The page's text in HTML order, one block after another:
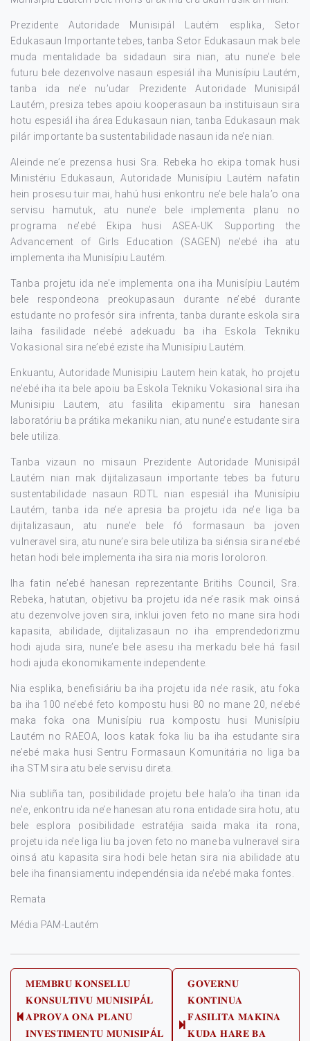
Prezidente Autoridade Munisipál Lautém esplika, Setor
Edukasaun Importante tebes, tanba Setor Edukasaun mak bele
muda mentalidade ba sidadaun sira nian, atu nune’e bele
futuru bele dezenvolve nasaun espesiál iha Munisípiu Lautém,
tanba ida ne’e nu’udar Prezidente Autoridade Munisipál
Lautém, presiza tebes apoiu kooperasaun ba instituisaun sira
hotu espesiál iha área Edukasaun nian, tanba Edukasaun mak
pilár importante ba sustentabilidade nasaun ida ne’e nian.
Aleinde ne’e prezensa husi Sra. Rebeka ho ekipa tomak husi
Ministériu Edukasaun, Autoridade Munisípiu Lautém nafatin
hein prosesu tuir mai, hahú husi enkontru ne’e bele hala’o ona
servisu hamutuk, atu nune’e bele implementa planu no
programa ne’ebé Ekipa husi ASEA-UK Supporting the
Advancement of Girls Education (SAGEN) ne’ebé iha atu
implementa iha Munisípiu Lautém.
Tanba projetu ida ne’e implementa ona iha Munisípiu Lautém
bele respondeona preokupasaun durante ne’ebé durante
estudante no profesór sira infrenta, tanba durante eskola sira
laiha fasilidade ne’ebé adekuadu ba iha Eskola Tekniku
Vokasional sira ne’ebé eziste iha Munisípiu Lautém.
Enkuantu, Autoridade Munisipiu Lautem hein katak, ho projetu
ne’ebé iha ita bele apoiu ba Eskola Tekniku Vokasional sira iha
Munisipiu Lautem, atu fasilita ekipamentu sira hanesan
laboratóriu ba prátika mekaniku nian, atu nune’e estudante sira
bele utiliza.
Tanba vizaun no misaun Prezidente Autoridade Munisipál
Lautém nian mak dijitalizasaun importante tebes ba futuru
sustentabilidade nasaun RDTL nian espesiál iha Munisípiu
Lautém, tanba ida ne’e apresia ba projetu ida ne’e liga ba
dijitalizasaun, atu nune’e bele fó formasaun ba joven
vulneravel sira, atu nune’e sira bele utiliza ba siénsia sira ne’ebé
hetan hodi bele implementa iha sira nia moris loroloron.
Iha fatin ne’ebé hanesan reprezentante Britihs Council, Sra.
Rebeka, hatutan, objetivu ba projetu ida ne’e rasik mak oinsá
atu dezenvolve joven sira, inklui joven feto no mane sira hodi
kapasita, abilidade, dijitalizasaun no iha emprendedorizmu
hodi ajuda sira, nune’e bele asesu iha merkadu bele há fasil
hodi ajuda ekonomikamente independente.
Nia esplika, benefisiáriu ba iha projetu ida ne’e rasik, atu foka
ba iha 100 ne’ebé feto kompostu husi 80 no mane 20, ne’ebé
maka foka ona Munisípiu rua kompostu husi Munisípiu
Lautém no RAEOA, loos katak foka liu ba iha estudante sira
ne’ebé maka husi Sentru Formasaun Komunitária no liga ba
iha STM sira atu bele servisu direta.
Nia subliña tan, posibilidade projetu bele hala’o iha tinan ida
ne’e, enkontru ida ne’e hanesan atu rona entidade sira hotu, atu
bele esplora posibilidade estratéjia saida maka ita rona,
projetu ida ne’e liga liu ba joven feto no mane ba vulneravel sira
oinsá atu kapasita sira hodi bele hetan sira nia abilidade atu
bele iha finansiamentu independénsia ida ne’ebé maka fontes.
Remata
Média PAM-Lautém
Post
navigation
Previous
𝐌𝐄𝐌𝐁𝐑𝐔 𝐊𝐎𝐍𝐒𝐄𝐋𝐋𝐔
𝐊𝐎𝐍𝐒𝐔𝐋𝐓𝐈𝐕𝐔 𝐌𝐔𝐍𝐈𝐒𝐈𝐏Á𝐋
𝐀𝐏𝐑𝐎𝐕𝐀 𝐎𝐍𝐀 𝐏𝐋𝐀𝐍𝐔
𝐈𝐍𝐕𝐄𝐒𝐓𝐈𝐌𝐄𝐍𝐓𝐔 𝐌𝐔𝐍𝐈𝐒𝐈𝐏Á𝐋
Next
𝐆𝐎𝐕𝐄𝐑𝐍𝐔
𝐊𝐎𝐍𝐓𝐈𝐍𝐔𝐀
𝐅𝐀𝐒𝐈𝐋𝐈𝐓𝐀 𝐌𝐀𝐊𝐈𝐍𝐀
𝐊𝐔𝐃𝐀 𝐇𝐀𝐑𝐄 𝐁𝐀